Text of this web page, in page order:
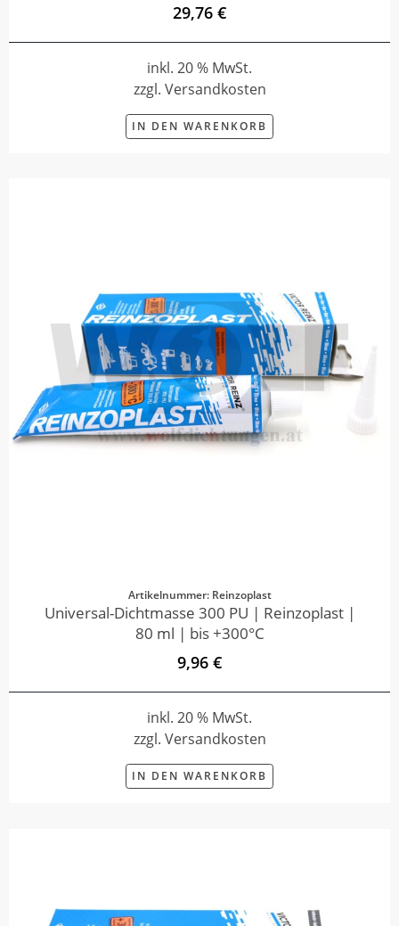
29,76 €
inkl. 20 % MwSt.
zzgl. Versandkosten
IN DEN WARENKORB
Artikelnummer: Reinzoplast
Universal-Dichtmasse 300 PU | Reinzoplast |
80 ml | bis +300°C
9,96 €
inkl. 20 % MwSt.
zzgl. Versandkosten
IN DEN WARENKORB